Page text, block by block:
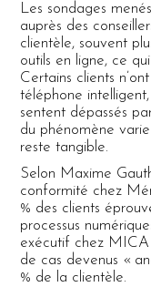
Les sondages
auprès des
clientèle, souvent
outils en ligne, ce
Certains clients
téléphone
sentent dépassés
du phénomène varie
reste tangible.
Selon Maxime
conformité chez
% des clients
processus
exécutif chez MICA
de cas devenus «
% de la clientèle.